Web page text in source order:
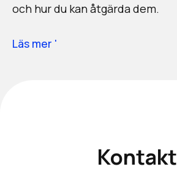
och hur du kan åtgärda dem.
Läs mer '
Kontakt